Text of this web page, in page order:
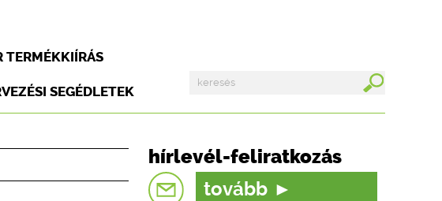
TERMÉKKIÍRÁS
SEGÉDLETEK
hírlevél-feliratkozás
tovább